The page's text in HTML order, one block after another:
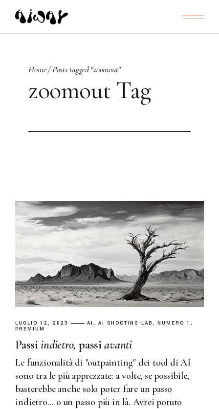
content
Home Posts tagged "zoomout"
zoomout Tag
LUGLIO 12, 2023 AI AI SHOOTING LAB
NUMERO 1
PREMIUM
Passi indietro, passiavanti
Le funzionalità di "outpainting" dei tool di AI
sono tra le più apprezzate: a volte, se possibile,
basterebbe anche solo poter fare un passo
indietro... o un passo più in là. Avrei potuto